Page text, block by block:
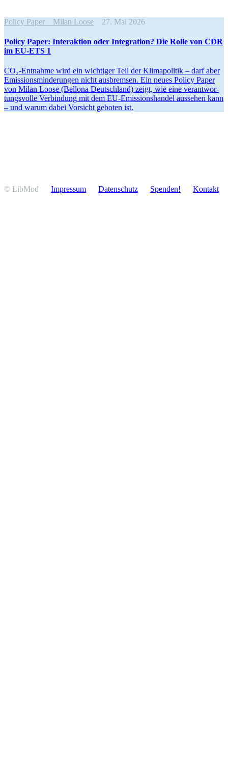
Policy Paper Milan Loose 27. Mai 2026
Policy Paper: Inter­aktion oder Integration? Die Rolle von CDR
im EU-ETS 1
CO₂-Entnahme wird ein wichtiger Teil der Klima­po­litik – darf aber
Emissi­ons­min­de­rungen nicht ausbremsen. Ein neues Policy Paper
von Milan Loose (Bellona Deutschland) zeigt, wie eine verant­wor­
tungs­volle Verbindung mit dem EU-Emissi­ons­handel aussehen kann
– und warum dabei Vorsicht geboten ist.
© LibMod Impressum Daten­schutz Spenden! Kontakt